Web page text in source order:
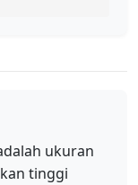
ukuran
tinggi